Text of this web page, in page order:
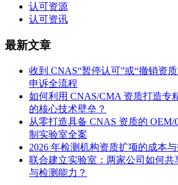
认可资源
认可资讯
最新文章
收到 CNAS“暂停认可”或“撤销资
申诉全流程
如何利用 CNAS/CMA 资质打造专
的核心技术壁垒？
从零打造具备 CNAS 资质的
制实验室全案
2026 年检测机构资质扩项的成本
联合建立实验室：两家公司如何共
与检测能力？